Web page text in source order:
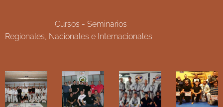
Cursos - Seminarios
Regionales, Nacionales e Internacionales